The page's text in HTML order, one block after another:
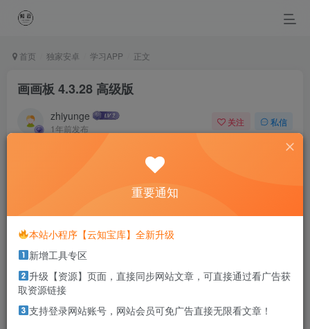
首页 独家安卓 学习APP 正文
画画板 4.3.28 高级版
zhiyunge
1年前发布
关注 私信
I lose, I lose, but I never give up.
我输过,我败过,但我从未放弃过
本站部分资源打包为压缩包以方便分享，涉及较多
击解压密码
软件简介
重要通知
本站小程序【云知宝库】全新升级
新增工具专区
升级【资源】页面，直接同步网站文章，可直接通过看广告获
取资源链接
支持登录网站账号，网站会员可免广告直接无限看文章！